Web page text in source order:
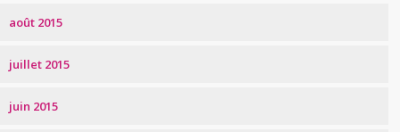
août 2015
juillet 2015
juin 2015